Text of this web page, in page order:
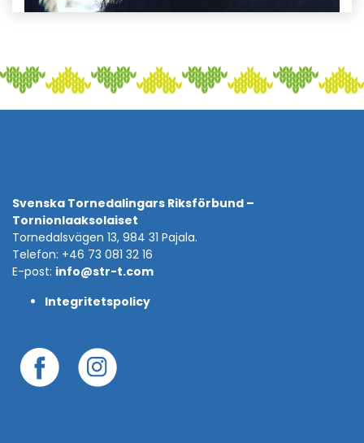
Svenska Tornedalingars Riksförbund –
Tornionlaaksolaiset
Tornedalsvägen 13, 984 31 Pajala.
Telefon: +46 73 081 32 16
E-post: info@str-t.com
Integritetspolicy